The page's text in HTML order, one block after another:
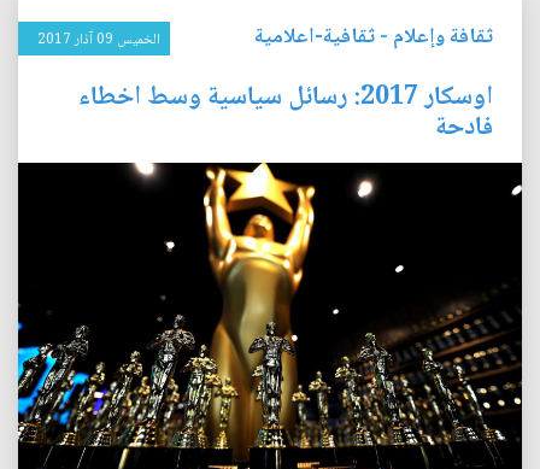
ثقافة وإعلام -ثقافية-اعلامية الخميس 09 آذار 2017
اوسكار 2017: رسائل سياسية وسط اخطاء
فادحة